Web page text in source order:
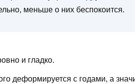
меньше о них беспокоится.
и гладко.
деформируется с годами, а